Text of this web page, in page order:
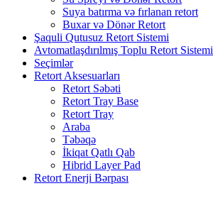
Suya batırma və fırlanan retort
Buxar və Dönər Retort
Şaquli Qutusuz Retort Sistemi
Avtomatlaşdırılmış Toplu Retort Sistemi
Seçimlər
Retort Aksesuarları
Retort Səbəti
Retort Tray Base
Retort Tray
Araba
Təbəqə
İkiqat Qatlı Qab
Hibrid Layer Pad
Retort Enerji Bərpası